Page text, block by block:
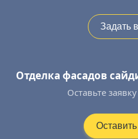
Задать
Отделка фасадов
Оставьте